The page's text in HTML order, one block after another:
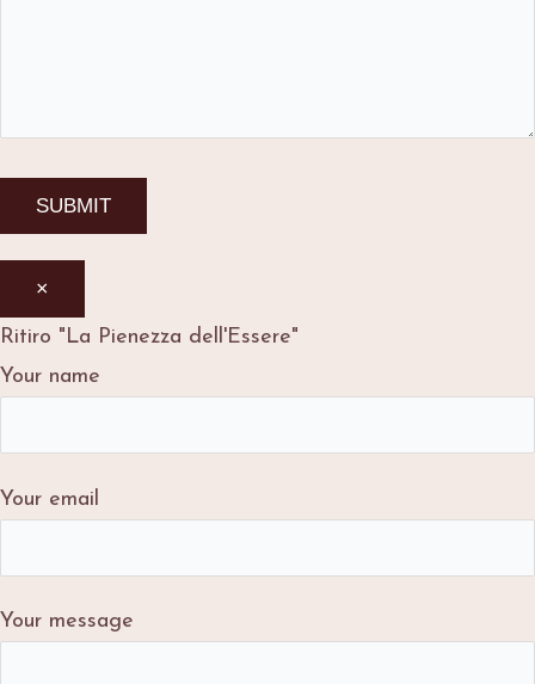
×
Ritiro "La Pienezza dell'Essere"
Your name
Your email
Your message